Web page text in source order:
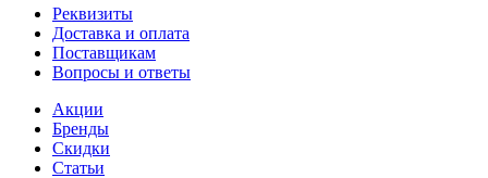
Реквизиты
Доставка и оплата
Поставщикам
Вопросы и ответы
Акции
Бренды
Скидки
Статьи